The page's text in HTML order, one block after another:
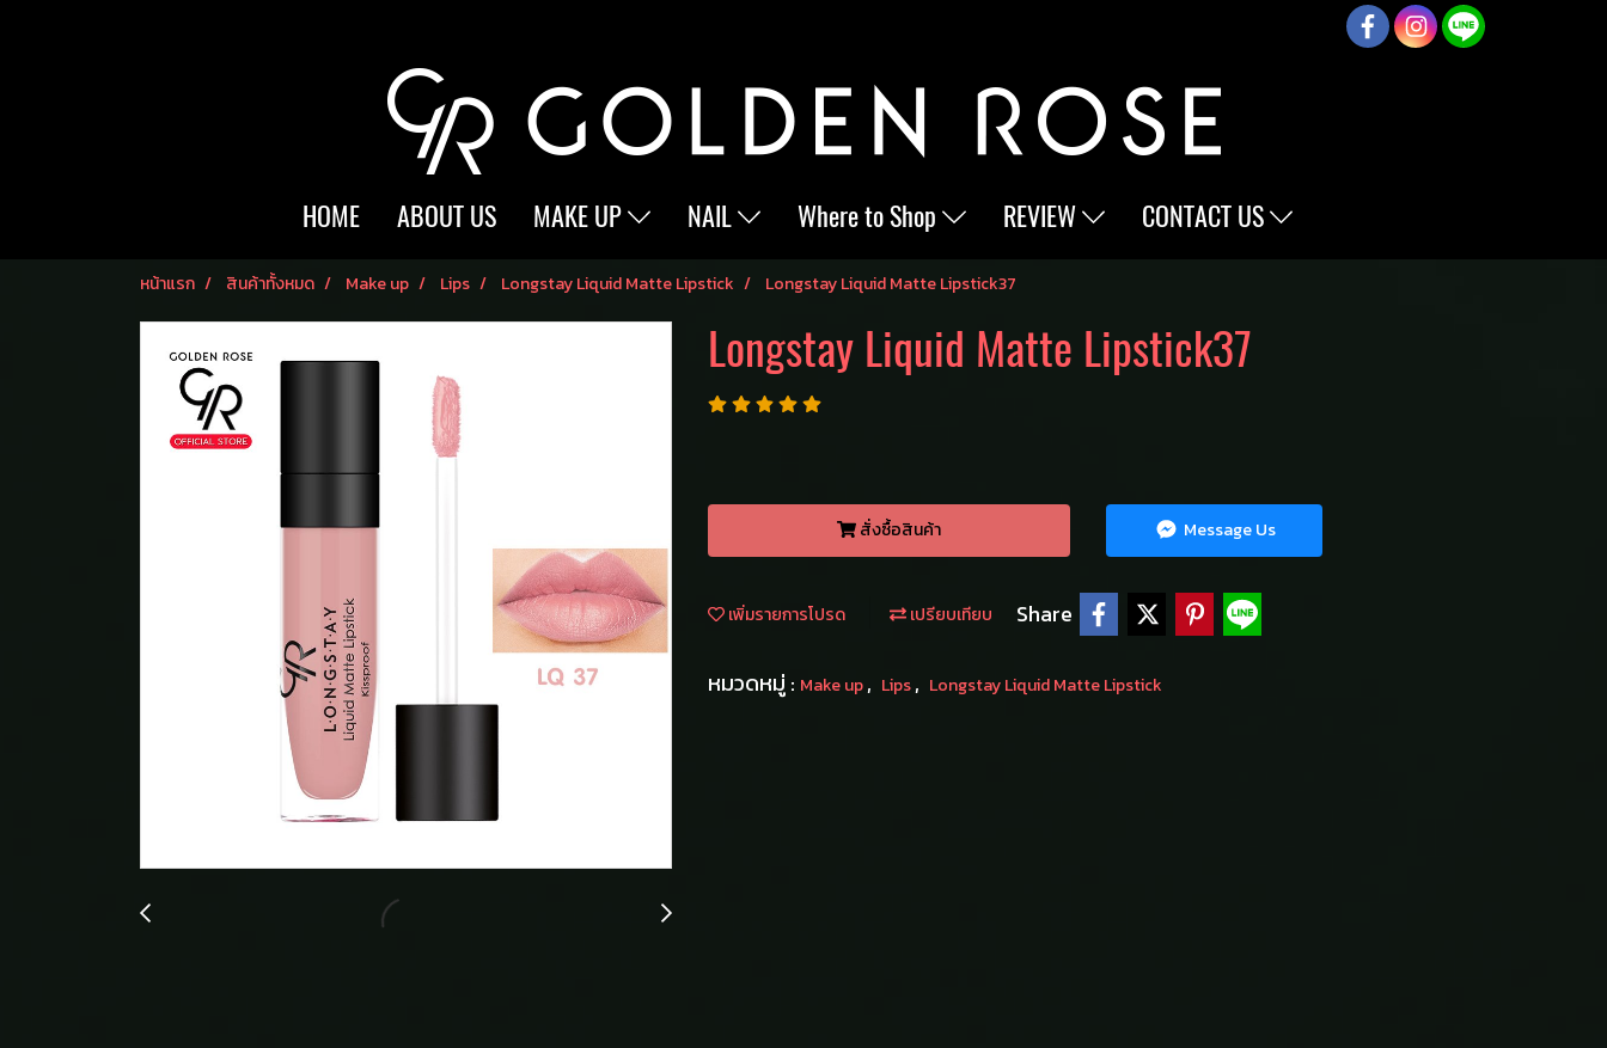
HOME ABOUT US MAKE UP NAIL Where to Shop REVIEW CONTACT US
หน้าแรก สินค้าทั้งหมด Make up Lips Longstay Liquid Matte Lipstick Longstay Liquid Matte Lipstick37
Longstay Liquid Matte Lipstick37
สั่งซื้อสินค้า Message Us
เพิ่มรายการโปรด เปรียบเทียบ Share
หมวดหมู่ : Make up, Lips, Longstay Liquid Matte Lipstick